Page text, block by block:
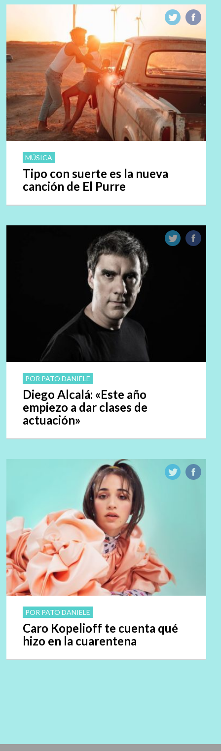
MÚSICA
Tipo con suerte es la nueva
canción de El Purre
POR PATO DANIELE
Diego Alcalá: «Este año
empiezo a dar clases de
actuación»
POR PATO DANIELE
Caro Kopelioff te cuenta qué
hizo en la cuarentena